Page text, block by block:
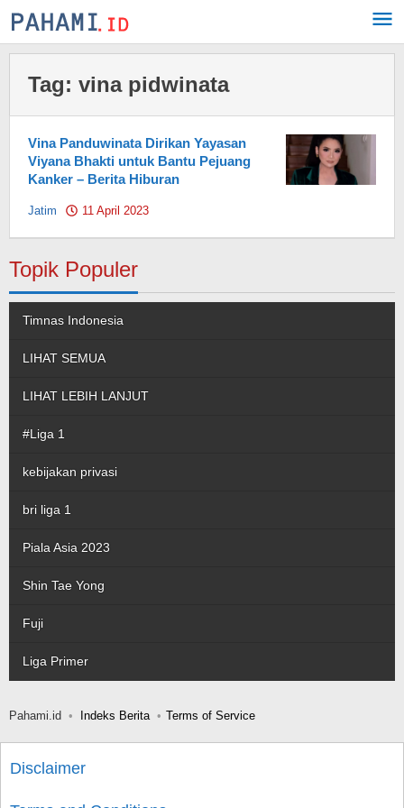
Skip
to
Tag: vina pidwinata
Vina Panduwinata Dirikan Yayasan
Viyana Bhakti untuk Bantu Pejuang
Kanker – Berita Hiburan
Jatim 11 April 2023
Topik Populer
Timnas Indonesia
LIHAT SEMUA
LIHAT LEBIH LANJUT
#Liga 1
kebijakan privasi
bri liga 1
Piala Asia 2023
Shin Tae Yong
Fuji
Liga Primer
Pahami.id Indeks Berita Terms of Service
Disclaimer